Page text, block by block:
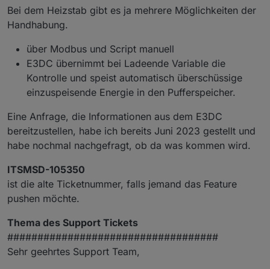
Bei dem Heizstab gibt es ja mehrere Möglichkeiten der
Handhabung.
über Modbus und Script manuell
E3DC übernimmt bei Ladeende Variable die
Kontrolle und speist automatisch überschüssige
einzuspeisende Energie in den Pufferspeicher.
Eine Anfrage, die Informationen aus dem E3DC
bereitzustellen, habe ich bereits Juni 2023 gestellt und
habe nochmal nachgefragt, ob da was kommen wird.
ITSMSD-105350
ist die alte Ticketnummer, falls jemand das Feature
pushen möchte.
Thema des Support Tickets
###################################
Sehr geehrtes Support Team,